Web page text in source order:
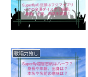
歌唱力推し